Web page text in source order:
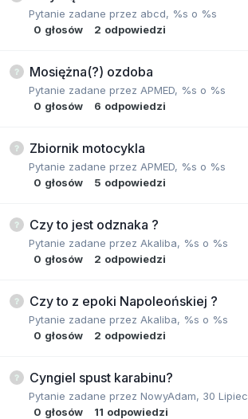
Pytanie zadane przez abcd, %s o %s
0 głosów 2 odpowiedzi
Mosiężna(?) ozdoba
Pytanie zadane przez APMED, %s o %s
0 głosów 6 odpowiedzi
Zbiornik motocykla
Pytanie zadane przez APMED, %s o %s
0 głosów 5 odpowiedzi
Czy to jest odznaka ?
Pytanie zadane przez Akaliba, %s o %s
0 głosów 2 odpowiedzi
Czy to z epoki Napoleońskiej ?
Pytanie zadane przez Akaliba, %s o %s
0 głosów 2 odpowiedzi
Cyngiel spust karabinu?
Pytanie zadane przez NowyAdam, 30 Lipiec
0 głosów 11 odpowiedzi